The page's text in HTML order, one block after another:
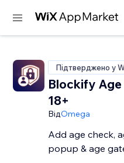
Підтверджено у
Blockify
18+
ВідOmega
Add age check,
popup & age